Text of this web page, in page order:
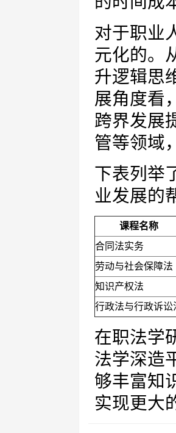
对于职业
元化的。
升逻辑思
展角度看
跨界发展
管等领域
下表列举
业发展的
课程名称
合同法实务
劳动与社会保障法
知识产权法
行政法与行政诉讼
在职法学
法学深造
够丰富知
实现更大